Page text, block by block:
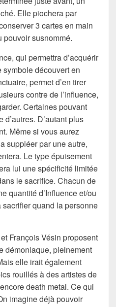
Elle piochera par
3 cartes en main
pouvoir susnommé.
qui permettra d’acquérir
découvert en
permet d’en tirer
contre de l’influence,
Certaines pouvant
D’autant plus
Même si vous aurez
suppléer par une autre,
Le type épuisement
lui une spécificité limitée
le sacrifice. Chacun de
quantité d’Influence et/ou
sacrifier quand la personne
François Vésin proposent
démoniaque, pleinement
elle irait également
rouillés à des artistes de
death metal. Ce qui
imagine déjà pouvoir